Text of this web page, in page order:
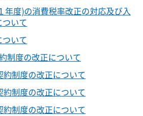
年度)の消費税率改正の対応及び入
いて
いて
制度の改正について
制度の改正について
制度の改正について
制度の改正について